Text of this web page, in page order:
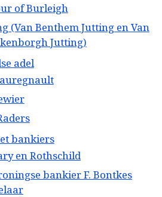
of Burleigh
(Van Benthem Jutting en Van
Jutting)
adel
bankiers
en Rothschild
bankier F. Bontkes